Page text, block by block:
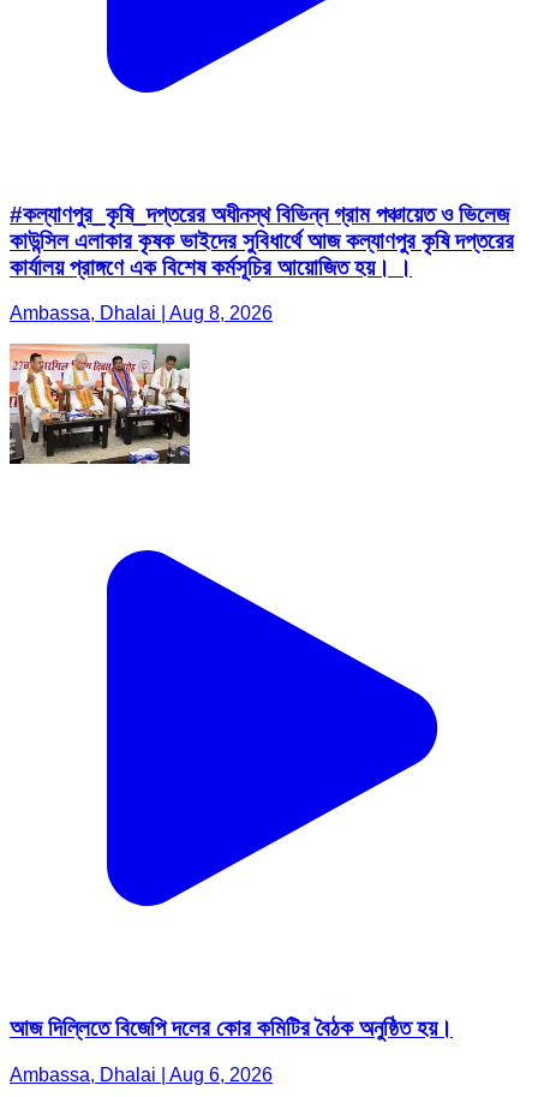
#কল্যাণপুর_কৃষি_দপ্তরের অধীনস্থ বিভিন্ন গ্রাম পঞ্চায়েত ও ভিলেজ
কাউন্সিল এলাকার কৃষক ভাইদের সুবিধার্থে আজ কল্যাণপুর কৃষি দপ্তরের
কার্যালয় প্রাঙ্গণে এক বিশেষ কর্মসূচির আয়োজিত হয়। ।
Ambassa, Dhalai | Aug 8, 2026
আজ দিল্লিতে বিজেপি দলের কোর কমিটির বৈঠক অনুষ্ঠিত হয়।
Ambassa, Dhalai | Aug 6, 2026